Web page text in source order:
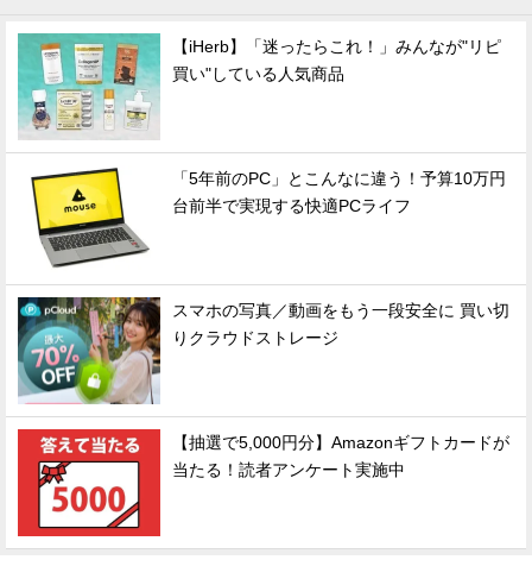
【iHerb】「迷ったらこれ！」みんなが"リピ
買い"している人気商品
「5年前のPC」とこんなに違う！予算10万円
台前半で実現する快適PCライフ
スマホの写真／動画をもう一段安全に 買い切
りクラウドストレージ
【抽選で5,000円分】Amazonギフトカードが
当たる！読者アンケート実施中